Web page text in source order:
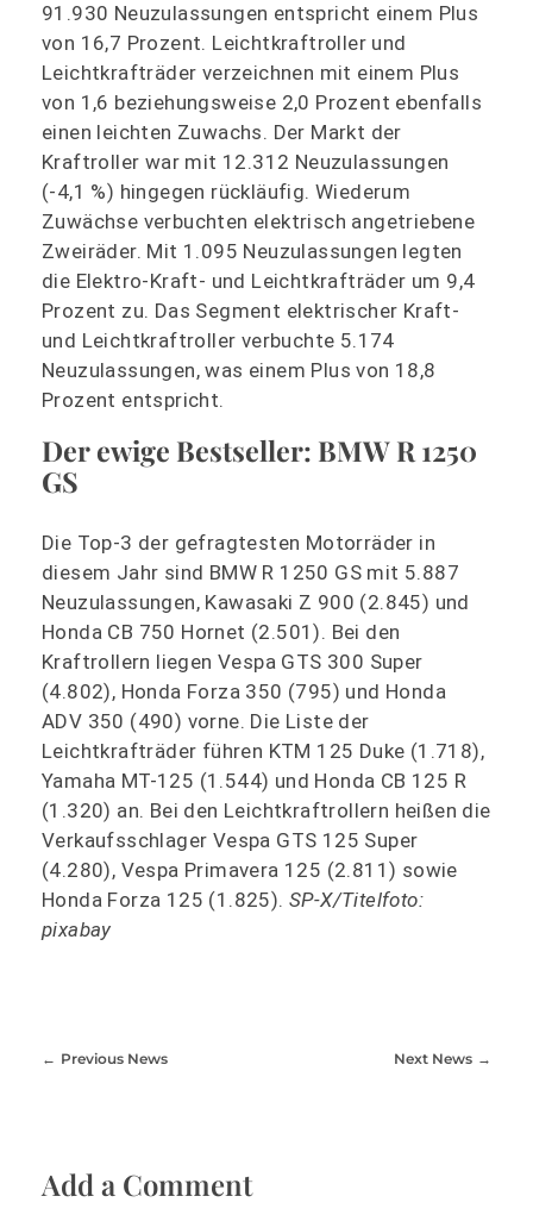
91.930 Neuzulassungen entspricht einem Plus
von 16,7 Prozent. Leichtkraftroller und
Leichtkrafträder verzeichnen mit einem Plus
von 1,6 beziehungsweise 2,0 Prozent ebenfalls
einen leichten Zuwachs. Der Markt der
Kraftroller war mit 12.312 Neuzulassungen
(-4,1 %) hingegen rückläufig. Wiederum
Zuwächse verbuchten elektrisch angetriebene
Zweiräder. Mit 1.095 Neuzulassungen legten
die Elektro-Kraft- und Leichtkrafträder um 9,4
Prozent zu. Das Segment elektrischer Kraft-
und Leichtkraftroller verbuchte 5.174
Neuzulassungen, was einem Plus von 18,8
Prozent entspricht.
Der ewige Bestseller: BMW R 1250
GS
Die Top-3 der gefragtesten Motorräder in
diesem Jahr sind BMW R 1250 GS mit 5.887
Neuzulassungen, Kawasaki Z 900 (2.845) und
Honda CB 750 Hornet (2.501). Bei den
Kraftrollern liegen Vespa GTS 300 Super
(4.802), Honda Forza 350 (795) und Honda
ADV 350 (490) vorne. Die Liste der
Leichtkrafträder führen KTM 125 Duke (1.718),
Yamaha MT-125 (1.544) und Honda CB 125 R
(1.320) an. Bei den Leichtkraftrollern heißen die
Verkaufsschlager Vespa GTS 125 Super
(4.280), Vespa Primavera 125 (2.811) sowie
Honda Forza 125 (1.825). SP-X/Titelfoto:
pixabay
Previous News Next News
Add a Comment